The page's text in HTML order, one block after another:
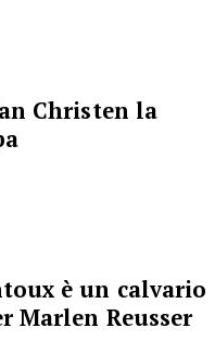
Christen la
è un calvario
Marlen Reusser